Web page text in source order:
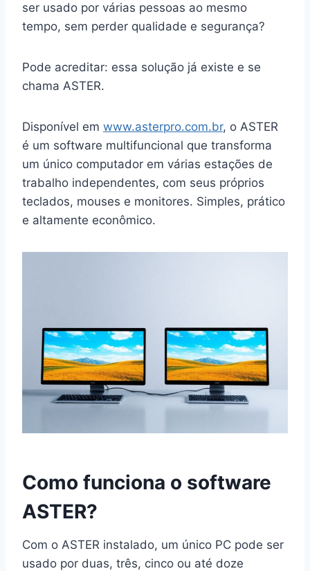
ser usado por várias pessoas ao mesmo
tempo, sem perder qualidade e segurança?
Pode acreditar: essa solução já existe e se
chama ASTER.
Disponível em www.asterpro.com.br, o ASTER
é um software multifuncional que transforma
um único computador em várias estações de
trabalho independentes, com seus próprios
teclados, mouses e monitores. Simples, prático
e altamente econômico.
Como funciona o software
ASTER?
Com o ASTER instalado, um único PC pode ser
usado por duas, três, cinco ou até doze